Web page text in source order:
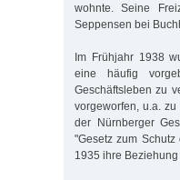
wohnte. Seine
Seppensen bei
Im Frühjahr 1938
eine häufig
Geschäftsleben zu
vorgeworfen, u.a.
der Nürnberger
"Gesetz zum
1935 ihre